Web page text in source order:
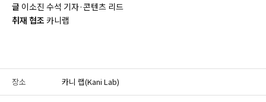
글 이소진 수석 기자·콘텐츠 리드
취재 협조 카니랩
장소 카니 랩(Kani Lab)